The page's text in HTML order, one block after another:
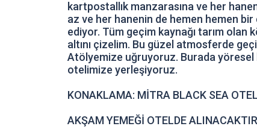
kartpostallık manzarasına ve her
az ve her hanenin de hemen hemen
ediyor. Tüm geçim kaynağı tarım olan
altını çizelim. Bu güzel atmosferde
Atölyemize uğruyoruz. Burada yöresel
otelimize yerleşiyoruz.
KONAKLAMA: MİTRA BLACK SEA
AKŞAM YEMEĞİ OTELDE